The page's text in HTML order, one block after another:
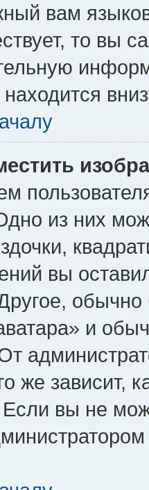
вам
то вы
из них
вы
и
же зависит,
вы не